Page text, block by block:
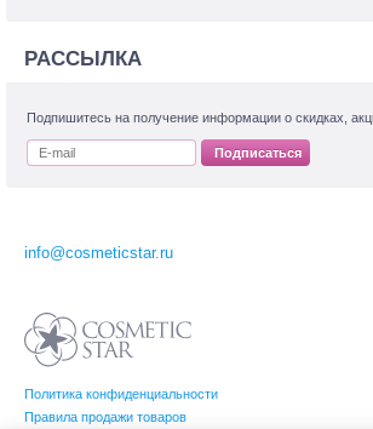
РАССЫЛКА
Подпишитесь на получение информации о скидках,
Подписаться
Политика конфиденциальности
Правила продажи товаров
info@cosmeticstar.ru